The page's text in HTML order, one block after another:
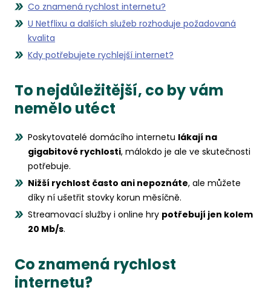
Co znamená rychlost internetu?
U Netflixu a dalších služeb rozhoduje požadovaná
kvalita
Kdy potřebujete rychlejší internet?
To nejdůležitější, co by vám
nemělo utéct
Poskytovatelé domácího internetu lákají na
gigabitové rychlosti, málokdo je ale ve skutečnosti
potřebuje.
Nižší rychlost často ani nepoznáte, ale můžete
díky ní ušetřit stovky korun měsíčně.
Streamovací služby i online hry potřebují jen kolem
20 Mb/s.
Co znamená rychlost
internetu?